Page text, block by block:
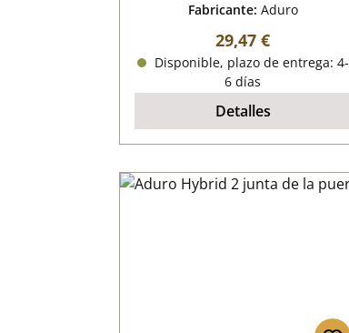
Fabricante: Aduro
Precio normal:
29,47 €
Disponible, plazo de entrega: 4-
6 días
Detalles